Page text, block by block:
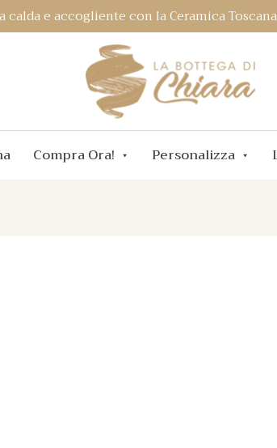
calda e accogliente con la Ceramica
Compra Ora! Personalizza